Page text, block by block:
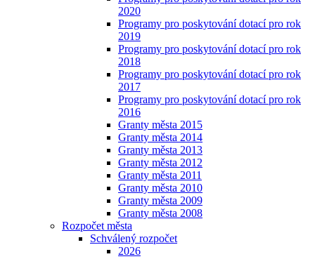
2020
Programy pro poskytování dotací pro rok
2019
Programy pro poskytování dotací pro rok
2018
Programy pro poskytování dotací pro rok
2017
Programy pro poskytování dotací pro rok
2016
Granty města 2015
Granty města 2014
Granty města 2013
Granty města 2012
Granty města 2011
Granty města 2010
Granty města 2009
Granty města 2008
Rozpočet města
Schválený rozpočet
2026